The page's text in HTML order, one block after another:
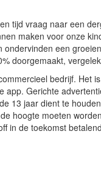
tijd vraag naar een
maken voor onze
ondervinden een
doorgemaakt,
bedrijf. Het
app. Gerichte
13 jaar dient te
hoogte moeten
in de toekomst